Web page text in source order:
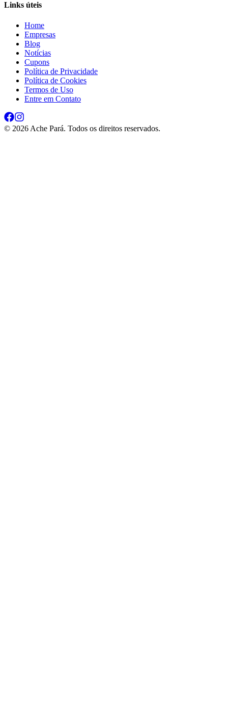
Links úteis
Home
Empresas
Blog
Notícias
Cupons
Política de Privacidade
Política de Cookies
Termos de Uso
Entre em Contato
© 2026 Ache Pará. Todos os direitos reservados.